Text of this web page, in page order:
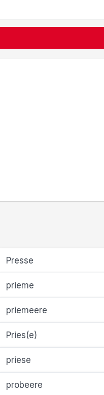
Presse
prieme
priemeere
Pries(e)
priese
probeere